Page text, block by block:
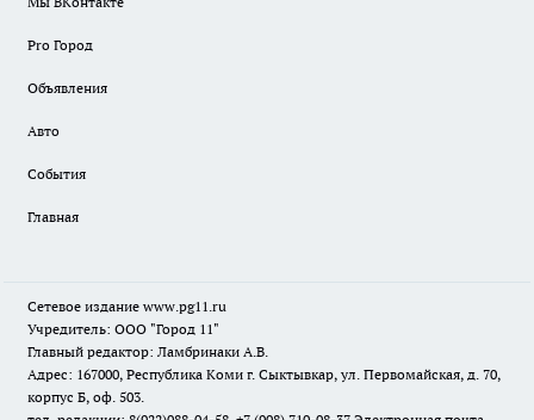
Pro Город
Объявления
Авто
События
Главная
Сетевое издание www.pg11.ru
Учредитель: ООО "Город 11"
Главный редактор: Ламбринаки А.В.
Адрес: 167000, Республика Коми г. Сыктывкар, ул. Первомайская, д. 70,
корпус Б, оф. 503.